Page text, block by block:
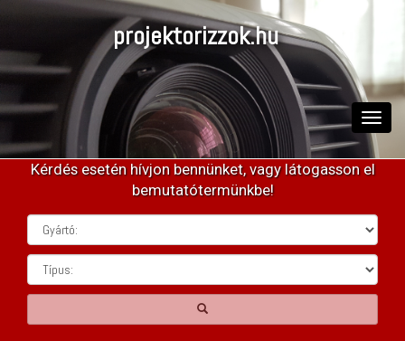
projektorizzok.hu
Toggle
Kérdés esetén hívjon bennünket, vagy látogasson el
bemutatótermünkbe!